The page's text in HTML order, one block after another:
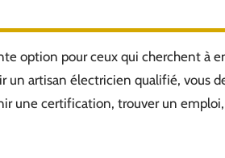
option pour ceux qui cherchent à
un artisan électricien qualifié, vous
une certification, trouver un